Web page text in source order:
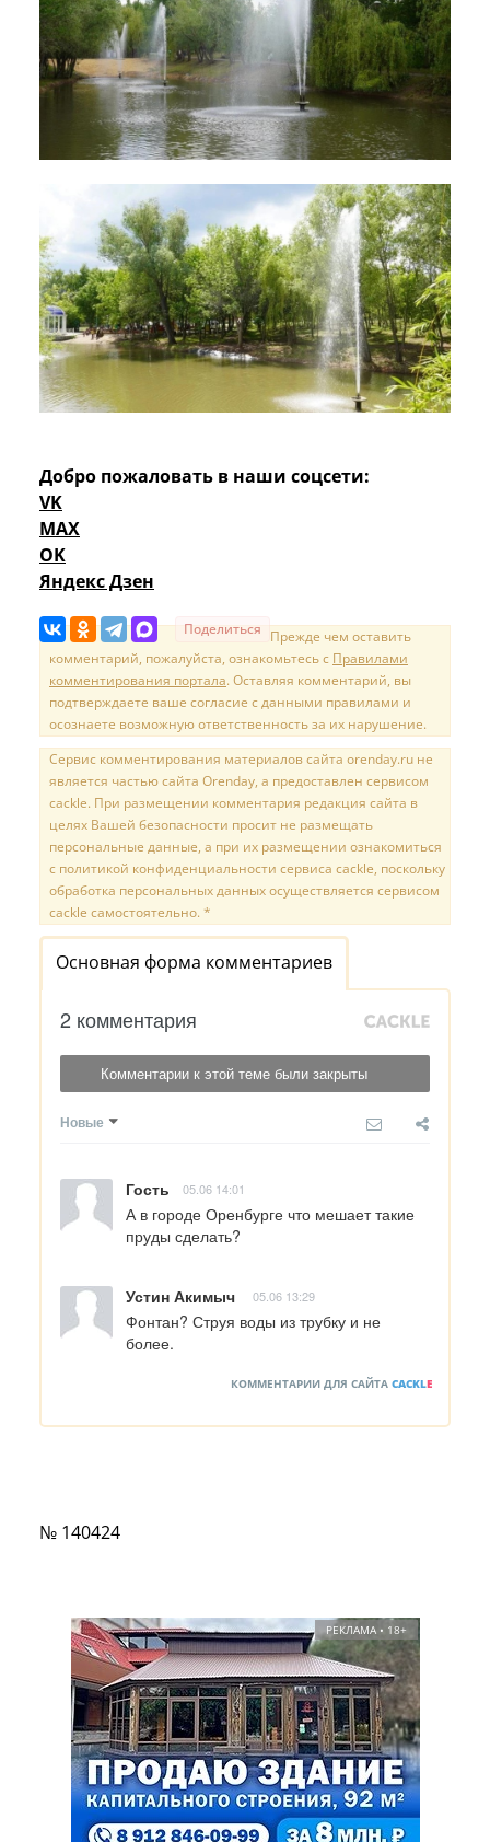
Добро пожаловать в наши соцсети:
VK
MAX
OK
Яндекс Дзен
Поделиться Прежде чем оставить
комментарий, пожалуйста, ознакомьтесь с Правилами
комментирования портала. Оставляя комментарий, вы
подтверждаете ваше согласие с данными правилами и
осознаете возможную ответственность за их нарушение.
Сервис комментирования материалов сайта orenday.ru не
является частью сайта Orenday, а предоставлен сервисом
cackle. При размещении комментария редакция сайта в
целях Вашей безопасности просит не размещать
персональные данные, а при их размещении ознакомиться
с политикой конфиденциальности сервиса cackle, поскольку
обработка персональных данных осуществляется сервисом
cackle самостоятельно. *
Основная форма комментариев
2 комментария
Комментарии к этой теме были закрыты
Новые
Гость 05.06 14:01
А в городе Оренбурге что мешает такие
пруды сделать?
Устин Акимыч 05.06 13:29
Фонтан? Струя воды из трубку и не
более.
КОММЕНТАРИИ ДЛЯ САЙТА CACKLE
№ 140424
РЕКЛАМА • 18+